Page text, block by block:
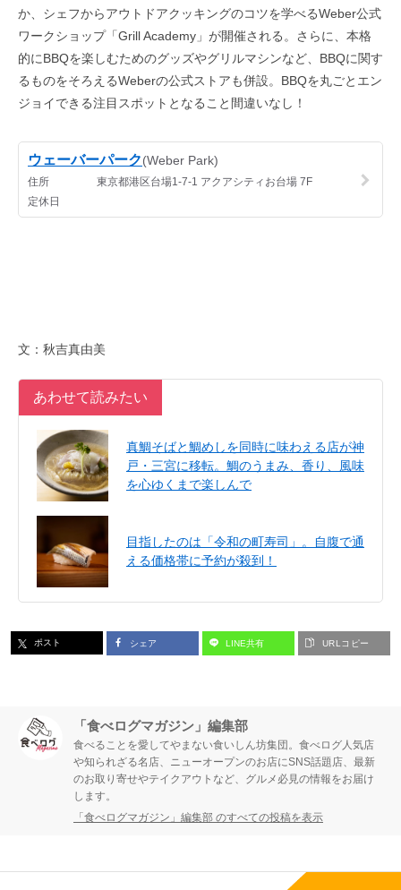
か、シェフからアウトドアクッキングのコツを学べるWeber公式
ワークショップ「Grill Academy」が開催される。さらに、本格
的にBBQを楽しむためのグッズやグリルマシンなど、BBQに関す
るものをそろえるWeberの公式ストアも併設。BBQを丸ごとエン
ジョイできる注目スポットとなること間違いなし！
文：秋吉真由美
あわせて読みたい
真鯛そばと鯛めしを同時に味わえる店が神
戸・三宮に移転。鯛のうまみ、香り、風味
を心ゆくまで楽しんで
目指したのは「令和の町寿司」。自腹で通
える価格帯に予約が殺到！
ポスト シェア LINE共有 URLコピー
「食べログマガジン」編集部
食べることを愛してやまない食いしん坊集団。食べログ人気店
や知られざる名店、ニューオープンのお店にSNS話題店、最新
のお取り寄せやテイクアウトなど、グルメ必見の情報をお届け
します。
「食べログマガジン」編集部 のすべての投稿を表示